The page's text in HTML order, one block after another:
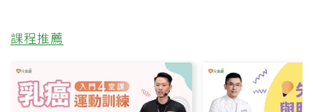
課程推薦